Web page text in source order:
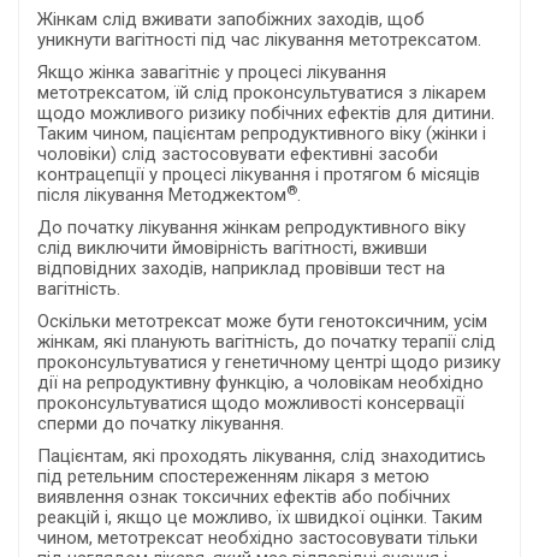
Жінкам слід вживати запобіжних заходів, щоб
уникнути вагітності під час лікування метотрексатом.
Якщо жінка завагітніє у процесі лікування
метотрексатом, їй слід проконсультуватися з лікарем
щодо можливого ризику побічних ефектів для дитини.
Таким чином, пацієнтам репродуктивного віку (жінки і
чоловіки) слід застосовувати ефективні засоби
контрацепції у процесі лікування і протягом 6 місяців
після лікування Методжектом®.
До початку лікування жінкам репродуктивного віку
слід виключити ймовірність вагітності, вживши
відповідних заходів, наприклад провівши тест на
вагітність.
Оскільки метотрексат може бути генотоксичним, усім
жінкам, які планують вагітність, до початку терапії слід
проконсультуватися у генетичному центрі щодо ризику
дії на репродуктивну функцію, а чоловікам необхідно
проконсультуватися щодо можливості консервації
сперми до початку лікування.
Пацієнтам, які проходять лікування, слід знаходитись
під ретельним спостереженням лікаря з метою
виявлення ознак токсичних ефектів або побічних
реакцій і, якщо це можливо, їх швидкої оцінки. Таким
чином, метотрексат необхідно застосовувати тільки